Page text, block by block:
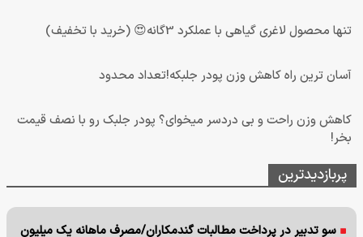
تنها محصول لاغری گیاهی با عملکرد 3گانه😍 (خرید با تخفیف)
آسان ترین راه کاهش وزن پودر جلبکه!تعداد محدود
کاهش وزن راحت و بی دردسر میخوای؟ پودر جلبک رو با نصف قیمت
بخر!
پربازدیدترین
سو تدبیر در پرداخت مطالبات گندمکاران/مصرف ماهانه یک میلیون